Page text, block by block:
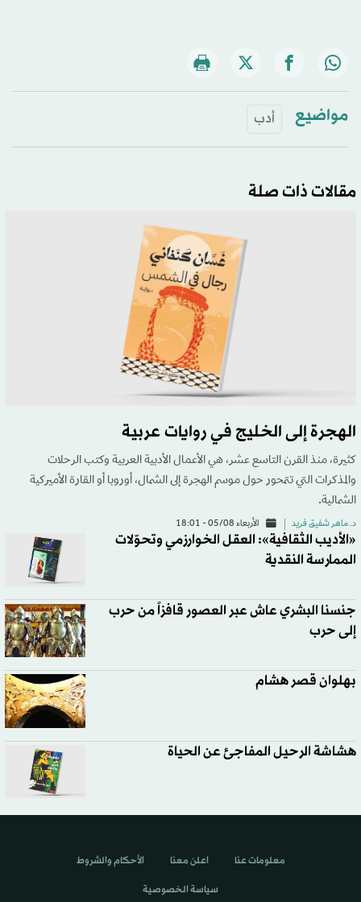
مواضيع أدب
مقالات ذات صلة
الهجرة إلى الخليج في روايات عربية
كثيرة، منذ القرن التاسع عشر، هي الأعمال الأدبية العربية وكتب الرحلات
والمذكرات التي تتمحور حول موسم الهجرة إلى الشمال، أوروبا أو القارة الأميركية
الشمالية.
د. ماهر شفيق فريد الأربعاء 05/08 - 18:01
«الأديب الثقافية»: العقل الخوارزمي وتحوّلات
الممارسة النقدية
جنسنا البشري عاش عبر العصور قافزاً من حرب
إلى حرب
بهلوان قصر هشام
هشاشة الرحيل المفاجئ عن الحياة
معلومات عنا اعلن معنا الأحكام والشروط
سياسة الخصوصية